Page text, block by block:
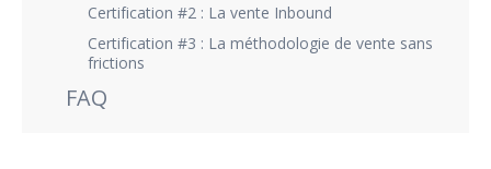
Certification #2 : La vente Inbound
Certification #3 : La méthodologie de vente sans
frictions
FAQ